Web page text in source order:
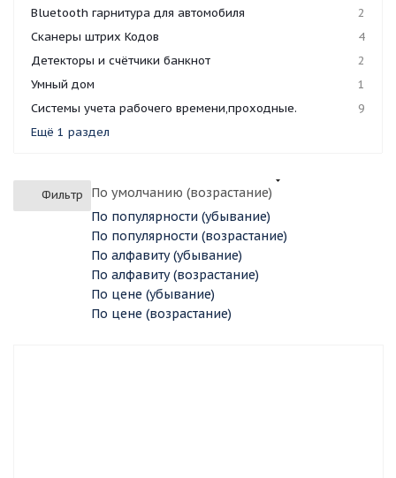
Bluetooth гарнитура для автомобиля
2
Сканеры штрих Кодов
4
Детекторы и счётчики банкнот
2
Умный дом
1
Системы учета рабочего времени,проходные.
9
Ещё 1 раздел
Фильтр
По умолчанию (возрастание)
По популярности (убывание)
По популярности (возрастание)
По алфавиту (убывание)
По алфавиту (возрастание)
По цене (убывание)
По цене (возрастание)